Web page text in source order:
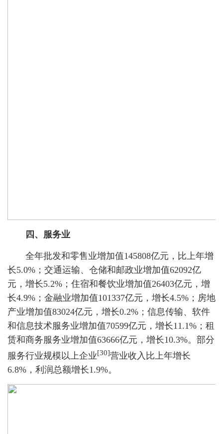
四、服务业
全年批发和零售业增加值145808亿元，比上年增
长5.0%；交通运输、仓储和邮政业增加值62092亿
元，增长5.2%；住宿和餐饮业增加值26403亿元，增
长4.9%；金融业增加值101337亿元，增长4.5%；房地
产业增加值83024亿元，增长0.2%；信息传输、软件
和信息技术服务业增加值70599亿元，增长11.1%；租
赁和商务服务业增加值63666亿元，增长10.3%。部分
服务行业规模以上企业[30]营业收入比上年增长
6.8%，利润总额增长1.9%。